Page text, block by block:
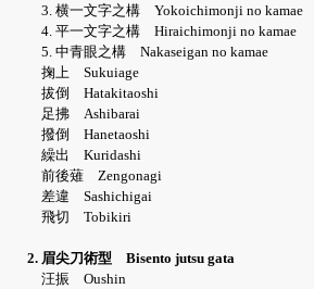
3. 横一文字之構 Yokoichimonji no kamae
4. 平一文字之構 Hiraichimonji no kamae
5. 中青眼之構 Nakaseigan no kamae
掬上 Sukuiage
拔倒 Hatakitaoshi
足拂 Ashibarai
撥倒 Hanetaoshi
繰出 Kuridashi
前後薙 Zengonagi
差違 Sashichigai
飛切 Tobikiri
2. 眉尖刀術型 Bisento jutsu gata
汪振 Oushin